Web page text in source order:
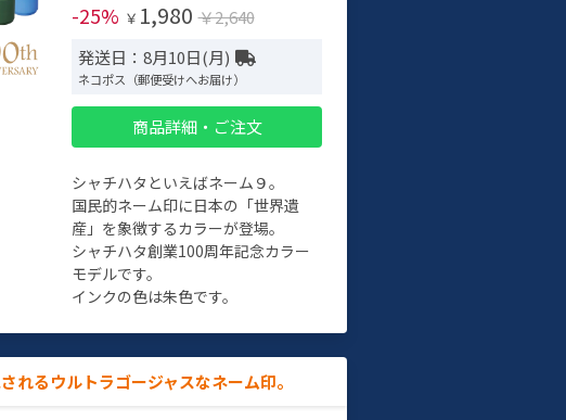
-25% ￥ 1,980 ￥2,640
発送日：8月10日(月)
ネコポス（郵便受けへお届け）
商品詳細・ご注文
シャチハタといえばネーム９。
国民的ネーム印に日本の「世界遺
産」を象徴するカラーが登場。
シャチハタ創業100周年記念カラー
モデルです。
インクの色は朱色です。
れるウルトラゴージャスなネーム印。